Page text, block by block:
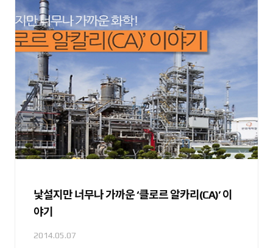
낯설지만 너무나 가까운 ‘클로르 알카리(CA)’ 이
야기
2014.05.07